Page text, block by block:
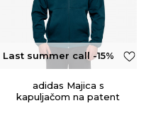
Last summer call -15%
adidas Majica s
kapuljačom na patent